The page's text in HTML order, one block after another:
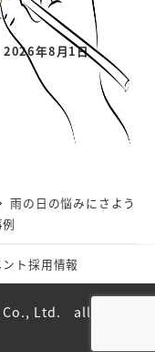
2026年8月1日
雨の日の悩みにさよう
ト採用情報
Ltd. all right